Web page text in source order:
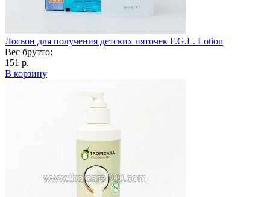
Лосьон для получения детских пяточек F.G.L. Lotion
Вес брутто:
151 р.
В корзину